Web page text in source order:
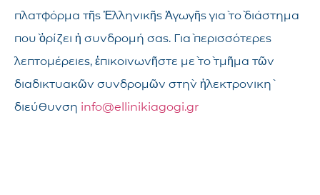
πλατφόρμα τῆς Ἑλληνικῆς Ἀγωγῆς γιὰ τὸ διάστημα
ποὺ ὁρίζει ἡ συνδρομή σας. Γιὰ περισσότερες
λεπτομέρειες, ἐπικοινωνῆστε μὲ τὸ τμῆμα τῶν
διαδικτυακῶν συνδρομῶν στὴν ἠλεκτρονικὴ
διεύθυνση info@ellinikiagogi.gr